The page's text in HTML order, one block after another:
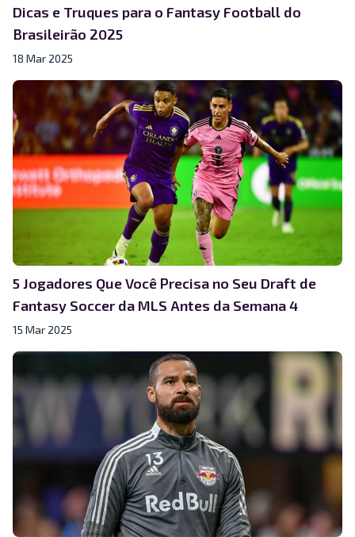
Dicas e Truques para o Fantasy Football do
Brasileirão 2025
18 Mar 2025
5 Jogadores Que Você Precisa no Seu Draft de
Fantasy Soccer da MLS Antes da Semana 4
15 Mar 2025